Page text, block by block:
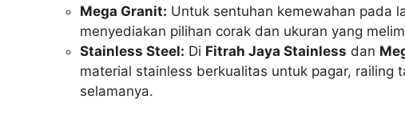
Mega Granit: Untuk sentuhan kemewahan pada
menyediakan pilihan corak dan ukuran yang
Stainless Steel: Di Fitrah Jaya Stainless dan
material stainless berkualitas untuk pagar, railing
selamanya.